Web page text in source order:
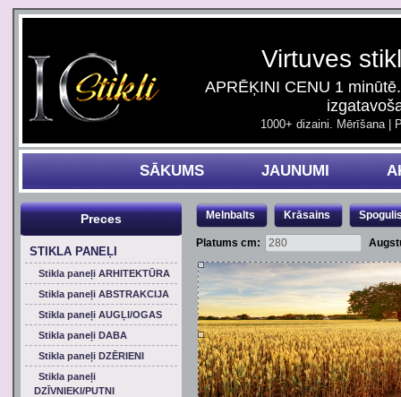
Virtuves
APRĒĶINI CENU 1
1000+ dizaini. Mērīšana |
SĀKUMS JAUNUMI
Melnbalts Krāsains
Platums cm:
Preces
STIKLA PANEĻI
Stikla paneļi ARHITEKTŪRA
Stikla paneļi ABSTRAKCIJA
Stikla paneļi AUGĻI/OGAS
Stikla paneļi DABA
Stikla paneļi DZĒRIENI
Stikla paneļi
DZĪVNIEKI/PUTNI